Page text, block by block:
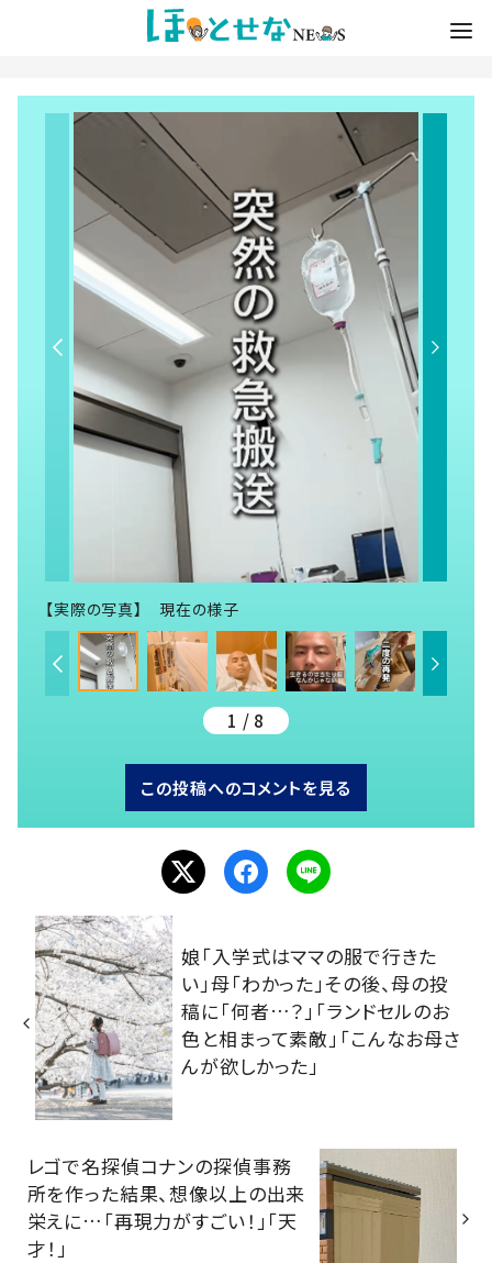
【実際の写真】 現在の様子
1 / 8
この投稿へのコメントを見る
娘「入学式はママの服で行きた
い」母「わかった」その後、母の投
稿に「何者…？」「ランドセルのお
色と相まって素敵」「こんなお母さ
んが欲しかった」
レゴで名探偵コナンの探偵事務
所を作った結果、想像以上の出来
栄えに…「再現力がすごい！」「天
才！」